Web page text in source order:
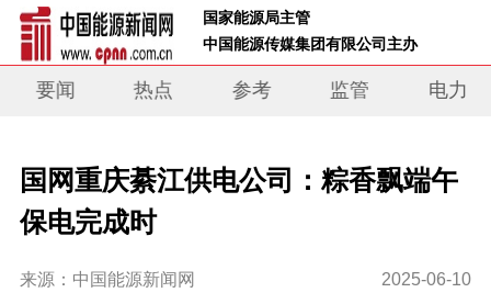
国家能源局主管
中国能源传媒集团有限公司主办
要闻 热点 参考 监管 电力
国网重庆綦江供电公司：粽香飘端午
保电完成时
来源：中国能源新闻网 2025-06-10